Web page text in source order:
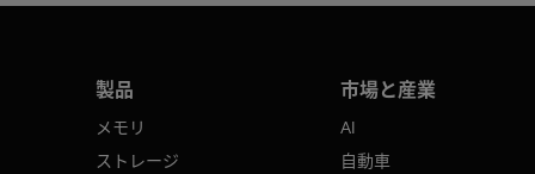
製品
メモリ
ストレージ
市場と産業
AI
自動車